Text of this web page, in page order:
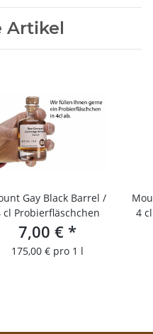
Artikel
Gay Black Barrel /
cl Probierfläschchen
7,00 € *
175,00 € pro 1 l
4